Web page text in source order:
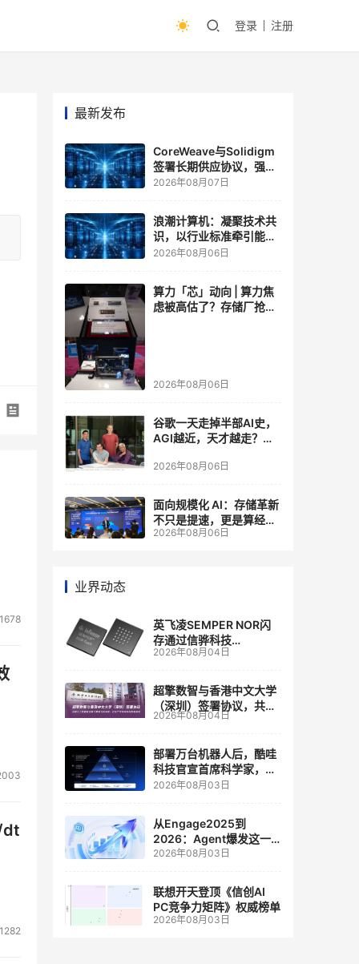
登录 注册
1678
dt
1282
最新发布
CoreWeave与Solidigm
签署长期供应协议，强化
一体化人工智能云平台
2026年08月07日
浪潮计算机：凝聚技术共
识，以行业标准牵引能力
跃升
2026年08月06日
算力「芯」动向 | 算力焦
虑被高估了？存储厂抢了
2026年08月06日
谷歌一天走掉半部AI史，
AGI越近，天才越走？大
自己的研发节奏
2026年08月06日
面向规模化 AI：存储革新
不只是提速，更是算经济
账
2026年08月06日
业界动态
英飞凌SEMPER NOR闪
存通过信骅科技
AST2700 BMC认证，全
管理
2026年08月04日
超擎数智与香港中文大学
（深圳）签署协议，共建
人工智能和边缘计算联合
2026年08月04日
部署万台机器人后，酷哇
科技官宣首席科学家，要
让世界模型交付生产力
2026年08月03日
从Engage2025到
2026：Agent爆发这一
年，AI CRM 走到哪了
2026年08月03日
联想开天登顶《信创AI
PC竞争力矩阵》权威榜单
2026年08月03日